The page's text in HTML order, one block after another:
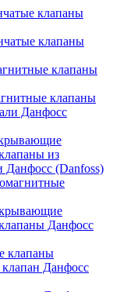
клапаны
клапаны
клапаны
клапаны
Данфосс
из
Данфосс (Danfoss)
Данфосс
клапаны
Данфосс